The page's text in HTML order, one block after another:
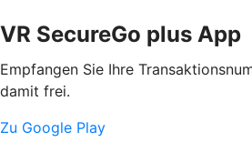
VR SecureGo plus App
Empfangen Sie Ihre
damit frei.
Zu Google Play